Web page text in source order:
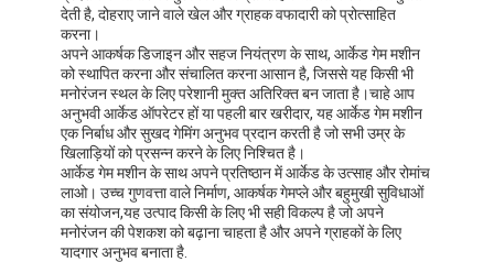
देती है, दोहराए जाने वाले खेल और ग्राहक वफादारी को प्रोत्साहित
करना।
अपने आकर्षक डिजाइन और सहज नियंत्रण के साथ, आर्केड गेम मशीन
को स्थापित करना और संचालित करना आसान है, जिससे यह किसी भी
मनोरंजन स्थल के लिए परेशानी मुक्त अतिरिक्त बन जाता है।चाहे आप
अनुभवी आर्केड ऑपरेटर हों या पहली बार खरीदार, यह आर्केड गेम मशीन
एक निर्बाध और सुखद गेमिंग अनुभव प्रदान करती है जो सभी उम्र के
खिलाड़ियों को प्रसन्न करने के लिए निश्चित है।
आर्केड गेम मशीन के साथ अपने प्रतिष्ठान में आर्केड के उत्साह और रोमांच
लाओ। उच्च गुणवत्ता वाले निर्माण, आकर्षक गेमप्ले और बहुमुखी सुविधाओं
का संयोजन,यह उत्पाद किसी के लिए भी सही विकल्प है जो अपने
मनोरंजन की पेशकश को बढ़ाना चाहता है और अपने ग्राहकों के लिए
यादगार अनुभव बनाता है.